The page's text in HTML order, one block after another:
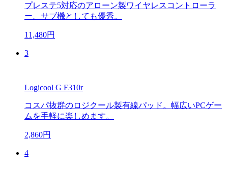
プレステ5対応のアローン製ワイヤレスコントローラ
ー。サブ機としても優秀。
11,480円
3
Logicool G F310r
コスパ抜群のロジクール製有線パッド。幅広いPCゲー
ムを手軽に楽しめます。
2,860円
4